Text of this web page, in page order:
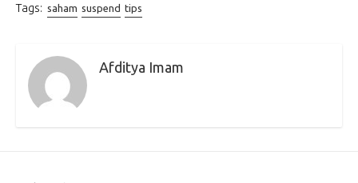
Tags: saham suspend tips
Afditya Imam